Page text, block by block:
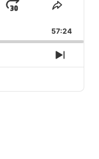
JUMP
FORWARD
SHARE
57:24
NEXT